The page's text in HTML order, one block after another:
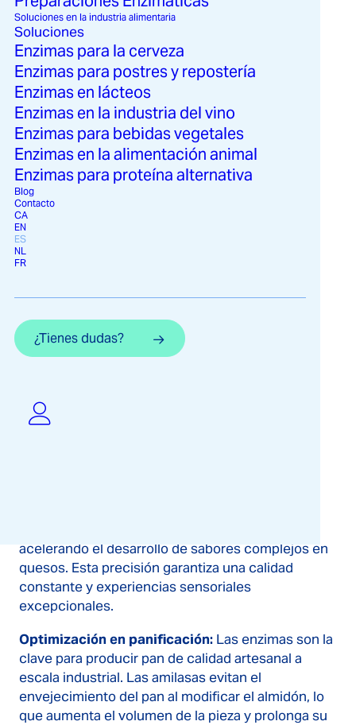
Soluciones en la industria alimentaria
Soluciones
Enzimas para la cerveza
Enzimas para postres y repostería
Enzimas en lácteos
Enzimas en la industria del vino
Enzimas para bebidas vegetales
Enzimas en la alimentación animal
Enzimas para proteína alternativa
Blog
Contacto
CA
EN
ES
NL
FR
¿Tienes dudas?
enzimática en la
producción moderna
de alimentos
En Biocon hemos observado cómo las soluciones
enzimáticas, adaptadas a necesidades específicas,
pueden mejorar el sabor, la textura y la vida útil,
además de reducir la dependencia de productos
químicos. No se trata solo de un avance técnico,
sino que en muchos casos, es esencial para
procesos que simplemente no serían posibles sin
enzimas. Su versatilidad permite utilizarlas
oportunidades para la innovación de productos y la
optimización de procesos.
marcando la diferencia incluyen:
acelerando el desarrollo de sabores complejos en
quesos. Esta precisión garantiza una calidad
constante y experiencias sensoriales
excepcionales.
Optimización en panificación: Las enzimas son la
clave para producir pan de calidad artesanal a
escala industrial. Las amilasas evitan el
envejecimiento del pan al modificar el almidón, lo
que aumenta el volumen de la pieza y prolonga su